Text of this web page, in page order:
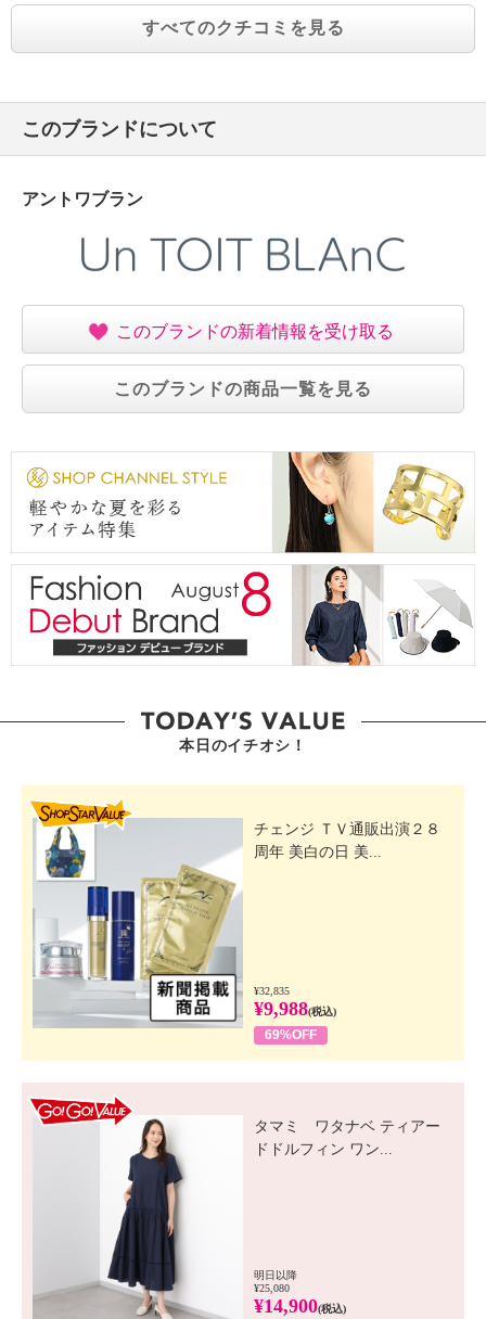
すべてのクチコミを見る
このブランドについて
アントワブラン
このブランドの新着情報を受け取る
このブランドの商品一覧を見る
本日のイチオシ！
チェンジ ＴＶ通販出演２８
周年 美白の日 美...
¥32,835
¥9,988(税込)
69%OFF
タマミ ワタナベ ティアー
ドドルフィン ワン...
明日以降
¥25,080
¥14,900(税込)